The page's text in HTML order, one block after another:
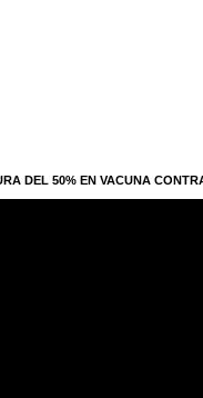
DEL 50% EN VACUNA